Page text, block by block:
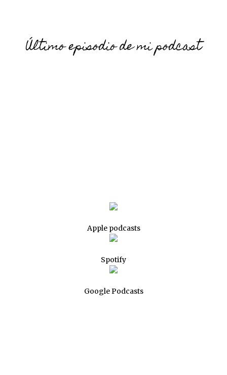
Último episodio de mi podcast
Apple podcasts
Spotify
Google Podcasts